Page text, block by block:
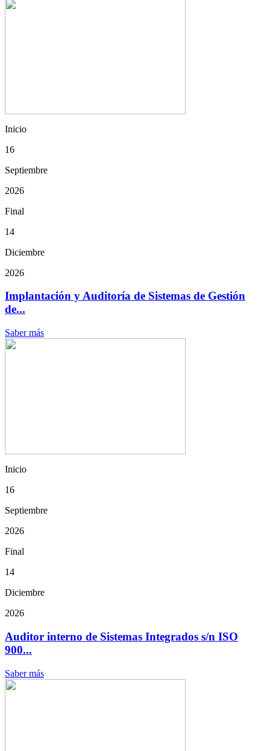
Inicio
16
Septiembre
2026
Final
14
Diciembre
2026
Implantación y Auditoría de Sistemas de Gestión
de...
Saber más
Inicio
16
Septiembre
2026
Final
14
Diciembre
2026
Auditor interno de Sistemas Integrados s/n ISO
900...
Saber más